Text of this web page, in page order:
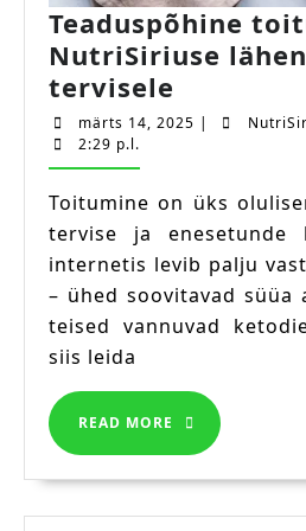
Teaduspõhine
NutriSiriuse
tervisele
tervisele
märts 14, 2025 märts
|
2:29 p.l.
Toitumine on üks olulisemaid tegureid meie
tervise ja enesetunde
internetis levib palju
– ühed soovitavad
teised vannuvad
siis leida
READ MORE
READ
MORE